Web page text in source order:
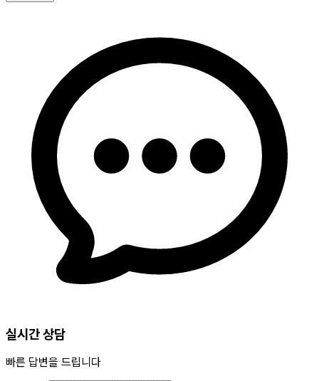
실시간 상담
빠른 답변을 드립니다